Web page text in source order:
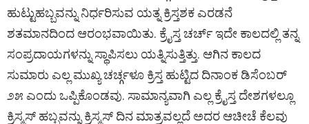
ಹುಟ್ಟುಹಬ್ಬವನ್ನು ನಿರ್ಧರಿಸುವ ಯತ್ನ ಕ್ರಿಸ್ತಶಕ ಎರಡನೆ
ಶತಮಾನದಿಂದ ಆರಂಭವಾಯಿತು. ಕ್ರೈಸ್ತ ಚರ್ಚ್ ಇದೇ ಕಾಲದಲ್ಲಿ ತನ್ನ
ಸಂಪ್ರದಾಯಗಳನ್ನು ಸ್ಥಾಪಿಸಲು ಯತ್ನಿಸುತ್ತಿತ್ತು. ಆಗಿನ ಕಾಲದ
ಸುಮಾರು ಎಲ್ಲ ಮುಖ್ಯ ಚರ್ಚ್ಗಳೂ ಕ್ರಿಸ್ತ ಹುಟ್ಟಿದ ದಿನಾಂಕ ಡಿಸೆಂಬರ್
೨೫ ಎಂದು ಒಪ್ಪಿಕೊಂಡವು. ಸಾಮಾನ್ಯವಾಗಿ ಎಲ್ಲ ಕ್ರೈಸ್ತ ದೇಶಗಳಲ್ಲೂ
ಕ್ರಿಸ್ಮಸ್ ಹಬ್ಬವನ್ನು ಕ್ರಿಸ್ಮಸ್ ದಿನ ಮಾತ್ರವಲ್ಲದೆ ಅದರ ಆಚೀಚೆ ಕೆಲವು